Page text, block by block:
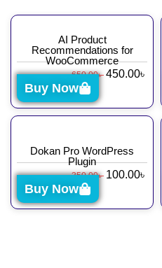
AI Product
Recommendations for
WooCommerce
650.00৳ 450.00৳
Buy Now
Dokan Pro WordPress
Plugin
350.00৳ 100.00৳
Buy Now